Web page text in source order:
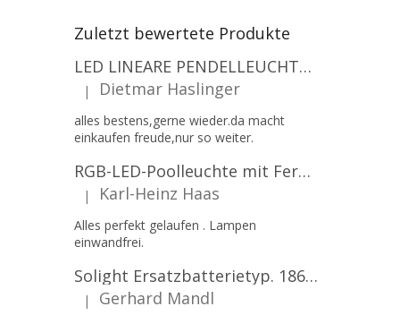
Zuletzt bewertete Produkte
LED LINEARE PENDELLEUCHTE EXECULINE 120CM, 30W, 3750LM, 96°, 4000K, IP20, WEISS [207806]
Die Produktbewertung beträgt 5 von 5 Sternen.
| Dietmar Haslinger
alles bestens,gerne wieder.da macht
einkaufen freude,nur so weiter.
RGB-LED-Poolleuchte mit Fernbedienung, 12W, 1260lm, PAR56, 12V, 1+1 gratis!
Die Produktbewertung beträgt 5 von 5 Sternen.
| Karl-Heinz Haas
Alles perfekt gelaufen . Lampen
einwandfrei.
Solight Ersatzbatterietyp. 18650, 3,7 V, Li-Ion, 2200 mAh [WN900]
Die Produktbewertung beträgt 5 von 5 Sternen.
| Gerhard Mandl